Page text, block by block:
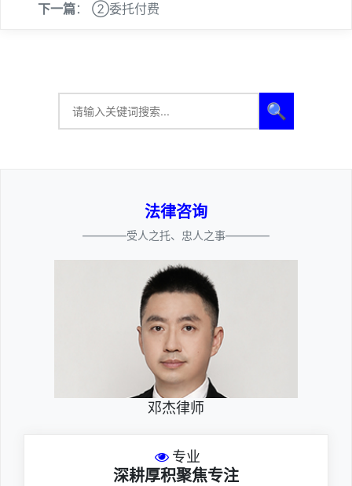
下一篇： ②委托付费
🔍
法律咨询
————受人之托、忠人之事————
邓杰律师
专业
深耕厚积聚焦专注